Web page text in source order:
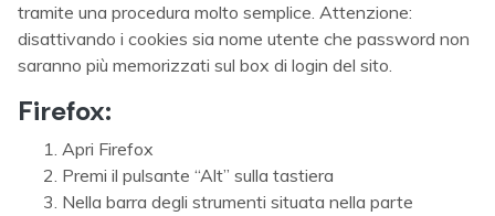
tramite una procedura molto semplice. Attenzione:
disattivando i cookies sia nome utente che password non
saranno più memorizzati sul box di login del sito.
Firefox:
Apri Firefox
Premi il pulsante “Alt” sulla tastiera
Nella barra degli strumenti situata nella parte